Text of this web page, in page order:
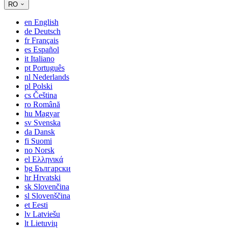
RO
en English
de Deutsch
frFrançais
es Español
it Italiano
pt Português
nl Nederlands
pl Polski
cs Čeština
ro Română
hu Magyar
sv Svenska
da Dansk
fi Suomi
no Norsk
el Ελληνικά
bg Български
hrHrvatski
sk Slovenčina
sl Slovenščina
et Eesti
lv Latviešu
lt Lietuvių